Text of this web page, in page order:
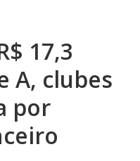
17,3
A, clubes
por